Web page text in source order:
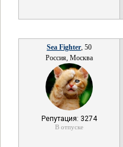
Sea Fighter, 50
Россия, Москва
Репутация: 3274
В отпуске